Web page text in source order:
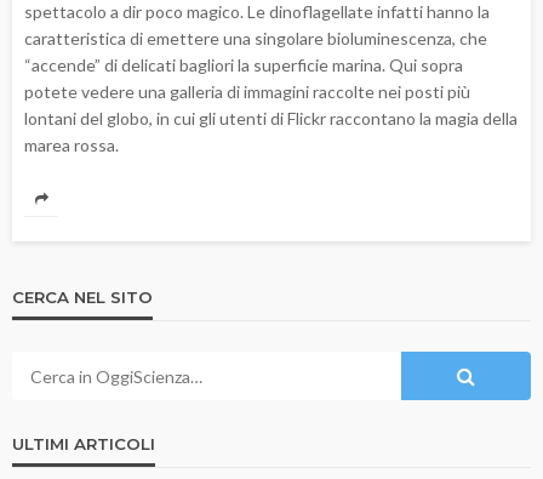
spettacolo a dir poco magico. Le dinoflagellate infatti hanno la
caratteristica di emettere una singolare bioluminescenza, che
“accende” di delicati bagliori la superficie marina. Qui sopra
potete vedere una galleria di immagini raccolte nei posti più
lontani del globo, in cui gli utenti di Flickr raccontano la magia della
marea rossa.
CERCA NEL SITO
ULTIMI ARTICOLI